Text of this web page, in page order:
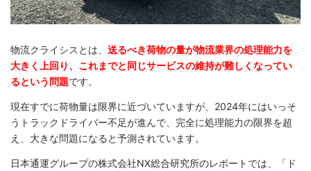
物流クライシスとは、 送るべき荷物の量が物流業界の処理能力を
大きく上回り、これまでと同じサービスの維持が難しくなってい
るという問題です。
現在すでに荷物量は限界に近づいていますが、2024年にはいっそ
うトラックドライバー不足が進んで、完全に処理能力の限界を超
え、大きな問題になると予測されています。
日本通運グループの株式会社NX総合研究所のレポートでは、「ド